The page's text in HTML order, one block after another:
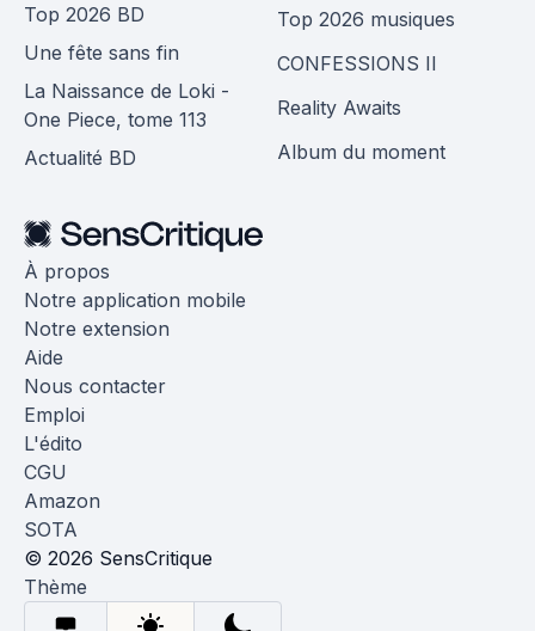
Top 2026 BD
Une fête sans fin
La Naissance de Loki -
One Piece, tome 113
Actualité BD
Top 2026 musiques
CONFESSIONS II
Reality Awaits
Album du moment
À propos
Notre application mobile
Notre extension
Aide
Nous contacter
Emploi
L'édito
CGU
Amazon
SOTA
© 2026 SensCritique
Thème